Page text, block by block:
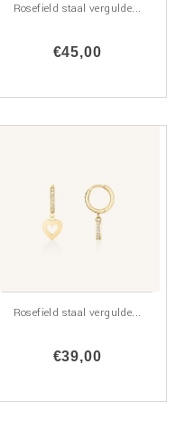
Rosefield staal vergulde...
€45,00
Rosefield staal vergulde...
€39,00